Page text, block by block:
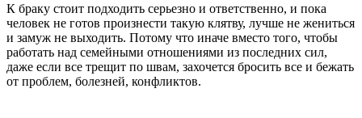
К браку стоит подходить серьезно и ответственно, и пока
человек не готов произнести такую клятву, лучше не жениться
и замуж не выходить. Потому что иначе вместо того, чтобы
работать над семейными отношениями из последних сил,
даже если все трещит по швам, захочется бросить все и бежать
от проблем, болезней, конфликтов.